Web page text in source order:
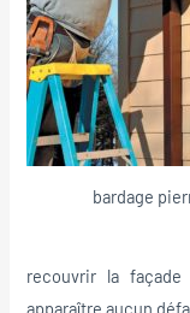
bardage
recouvrir la
apparaître aucun